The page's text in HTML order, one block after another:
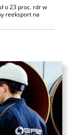
o 23 proc. rdr w
reeksport na